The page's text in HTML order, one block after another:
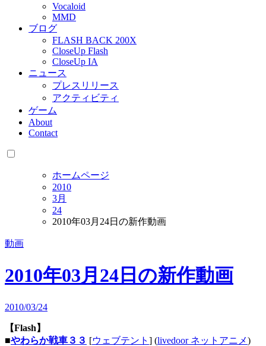
Vocaloid
MMD
ブログ
FLASH BACK 200X
CloseUp Flash
CloseUp IA
ニュース
プレスリリース
アクティビティ
ゲーム
About
Contact
ホームページ
2010
3月
24
2010年03月24日の新作動画
動画
2010年03月24日の新作動画
2010/03/24
【Flash】
■やわらか戦車３３ [ウェブテント ] (livedoor ネットアニメ)